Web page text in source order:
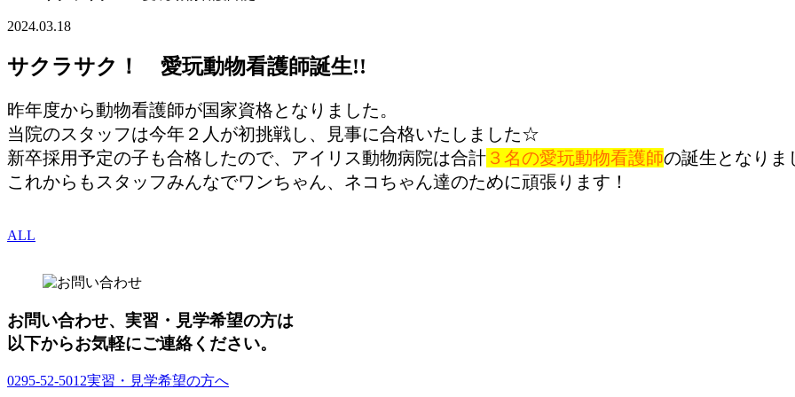
2024.03.18
サクラサク！ 愛玩動物看護師誕生!!
昨年度から動物看護師が国家資格となりました。
当院のスタッフは今年２人が初挑戦し、見事に合格いたしました☆
新卒採用予定の子も合格したので、アイリス動物病院は合計 ３名の愛玩動物看護師の誕生となりま
これからもスタッフみんなでワンちゃん、ネコちゃん達のために頑張ります！
ALL
お問い合わせ、実習・見学希望の方は
以下からお気軽にご連絡ください。
0295-52-5012実習・見学希望の方へ